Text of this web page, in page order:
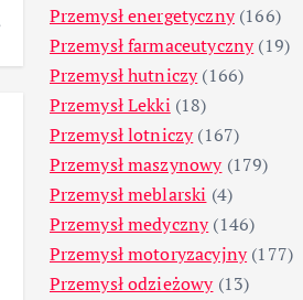
Przemysł energetyczny(166)
Przemysł farmaceutyczny(19)
Przemysł hutniczy(166)
Przemysł Lekki (18)
Przemysł lotniczy(167)
Przemysł maszynowy(179)
Przemysł meblarski (4)
Przemysł medyczny(146)
Przemysł motoryzacyjny(177)
Przemysł odzieżowy(13)